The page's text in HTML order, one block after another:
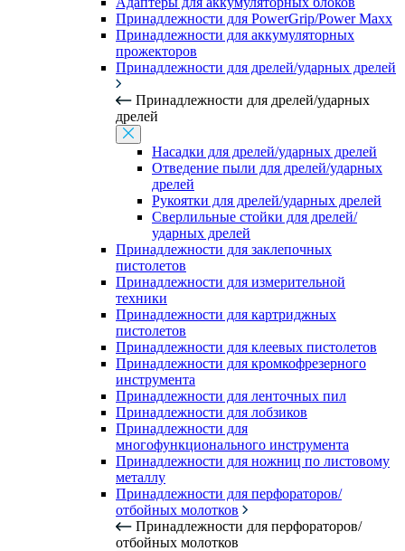
Принадлежности для PowerGrip/Power Maxx
Принадлежности для аккумуляторных
прожекторов
Принадлежности для дрелей/ударных дрелей
Принадлежности для дрелей/ударных
дрелей
Насадки для дрелей/ударных дрелей
Отведение пыли для дрелей/ударных
дрелей
Рукоятки для дрелей/ударных дрелей
Сверлильные стойки для дрелей/
ударных дрелей
Принадлежности для заклепочных
пистолетов
Принадлежности для измерительной
техники
Принадлежности для картриджных
пистолетов
Принадлежности для клеевых пистолетов
Принадлежности для кромкофрезерного
инструмента
Принадлежности для ленточных пил
Принадлежности для лобзиков
Принадлежности для
многофункционального инструмента
Принадлежности для ножниц по листовому
металлу
Принадлежности для перфораторов/
отбойных молотков
Принадлежности для перфораторов/
отбойных молотков